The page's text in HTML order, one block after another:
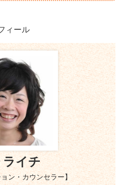
ィール
ライチ
ン・カウンセラー】